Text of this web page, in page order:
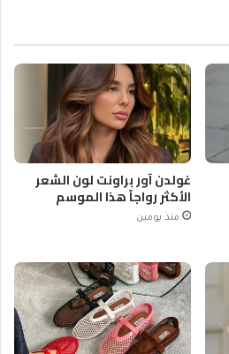
غولدن آور براونت لون الشعر
الأكثر رواجاً هذا الموسم
منذ يومين